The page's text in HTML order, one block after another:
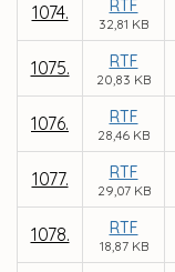
1074. RTF
32,81 KB
1075. RTF
20,83 KB
1076. RTF
28,46 KB
1077. RTF
29,07 KB
1078. RTF
18,87 KB